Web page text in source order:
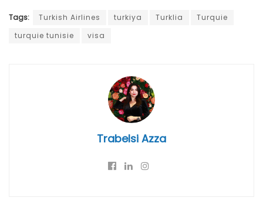
Tags: Turkish Airlines turkiya Turklia
Turquie
turquie tunisie
visa
Trabelsi Azza